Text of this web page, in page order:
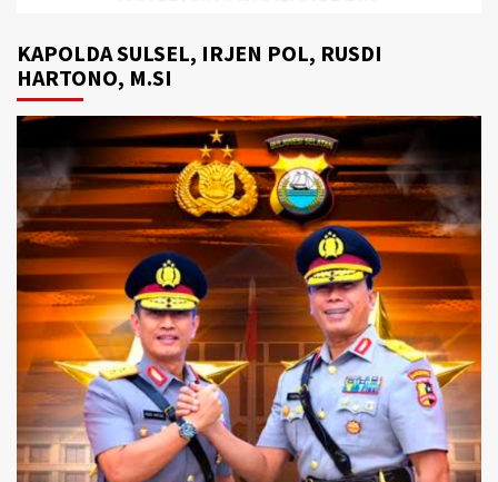
KAPOLDA SULSEL, IRJEN POL, RUSDI
HARTONO, M.SI